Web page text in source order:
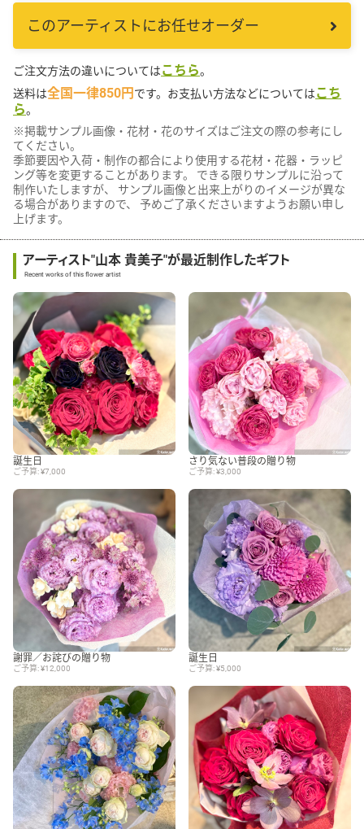
このアーティストにお任せオーダー
ご注文方法の違いについてはこちら。
送料は全国一律850円です。お支払い方法などについてはこち
ら。
※掲載サンプル画像・花材・花のサイズはご注文の際の参考にし
てください。
季節要因や入荷・制作の都合により使用する花材・花器・ラッピ
ング等を変更することがあります。 できる限りサンプルに沿って
制作いたしますが、 サンプル画像と出来上がりのイメージが異な
る場合がありますので、 予めご了承くださいますようお願い申し
上げます。
アーティスト"山本 貴美子"が最近制作したギフト
Recent works of this flower artist
誕生日
ご予算: ¥7,000
さり気ない普段の贈り物
ご予算: ¥3,000
謝罪／お詫びの贈り物
ご予算: ¥12,000
誕生日
ご予算: ¥5,000